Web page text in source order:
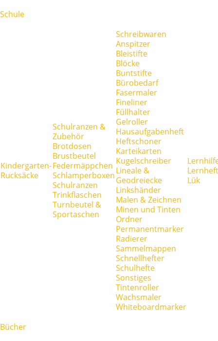
Schule
Kindergarten-
Rucksäcke
Schulranzen &
Zubehör
Brotdosen
Brustbeutel
Federmäppchen
Schlamperboxen
Schulranzen
Trinkflaschen
Turnbeutel &
Sportaschen
Schreibwaren
Anspitzer
Bleistifte
Blöcke
Buntstifte
Bürobedarf
Fasermaler
Fineliner
Füllhalter
Gelroller
Hausaufgabenheft
Heftschoner
Karteikarten
Kugelschreiber
Lineale &
Geodreiecke
Linkshänder
Malen & Zeichnen
Minen und Tinten
Ordner
Permanentmarker
Radierer
Sammelmappen
Schnellhefter
Schulhefte
Sonstiges
Tintenroller
Wachsmaler
Whiteboardmarker
Lük
Bücher